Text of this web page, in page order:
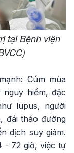
tại Bệnh viện
Cúm mùa
hiểm, đặc
lupus, người
đái tháo đường
dịch suy giảm.
- 72 giờ, việc tự